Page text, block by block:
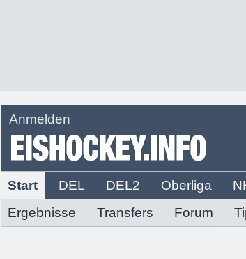
Anmelden
Start DEL DEL2 Oberliga
Ergebnisse
Transfers Forum